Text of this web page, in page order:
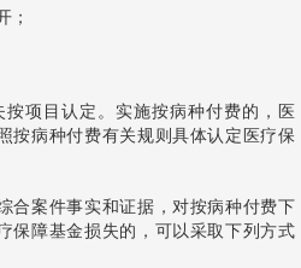
；
按项目认定。实施按病种付费的，医
按病种付费有关规则具体认定医疗保
合案件事实和证据，对按病种付费下
保障基金损失的，可以采取下列方式